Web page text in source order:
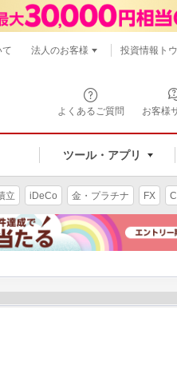
よくあるご質問 お客様
ツール・アプリ
て 法人のお客様 投資情報ト
立 iDeCo 金・プラチナ FX